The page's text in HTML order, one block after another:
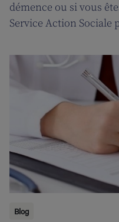
démence ou si vous
Service Action Sociale
qu'elle établit un plan
Maurice.
Blog